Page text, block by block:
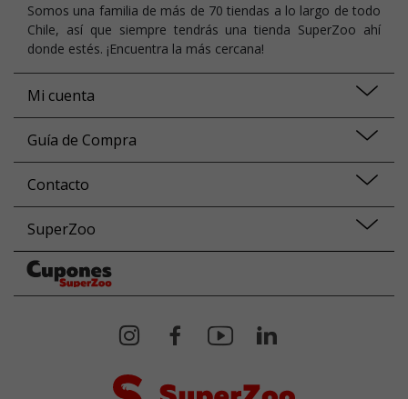
Somos una familia de más de 70 tiendas a lo largo de todo
Chile, así que siempre tendrás una tienda SuperZoo ahí
donde estés. ¡Encuentra la más cercana!
Mi cuenta
Guía de Compra
Contacto
SuperZoo